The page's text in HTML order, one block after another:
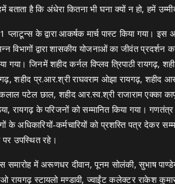
बताता है कि अंधेरा कितना भी घना क्यों न हो, हमें
प्लाटून्स के द्वारा आकर्षक मार्च पास्ट किया गया। इस
विभागों द्वारा शासकीय योजनाओं का जीवंत
गया। जिनमें शहीद कर्नल विप्लव त्रिपाठी रायगढ़,
शहीद प्र.आर.श्री राघवराम ओझा रायगढ़, शहीद
पटेल छाल, शहीद आर.स्व.श्री राजाराम एक्का
रायगढ़ के परिजनों को सम्मानित किया गया।
के अधिकारियों-कर्मचारियों को प्रशस्ति पत्र देकर
उपस्थित रहे।
समारोह में अरूणधर दीवान, पूनम सोलंकी, सुभाष
रायगढ़ स्टायलो मण्डावी, ज्वाईंट कलेक्टर राकेश